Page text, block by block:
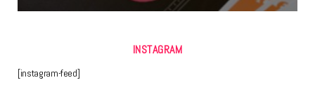
INSTAGRAM
[instagram-feed]